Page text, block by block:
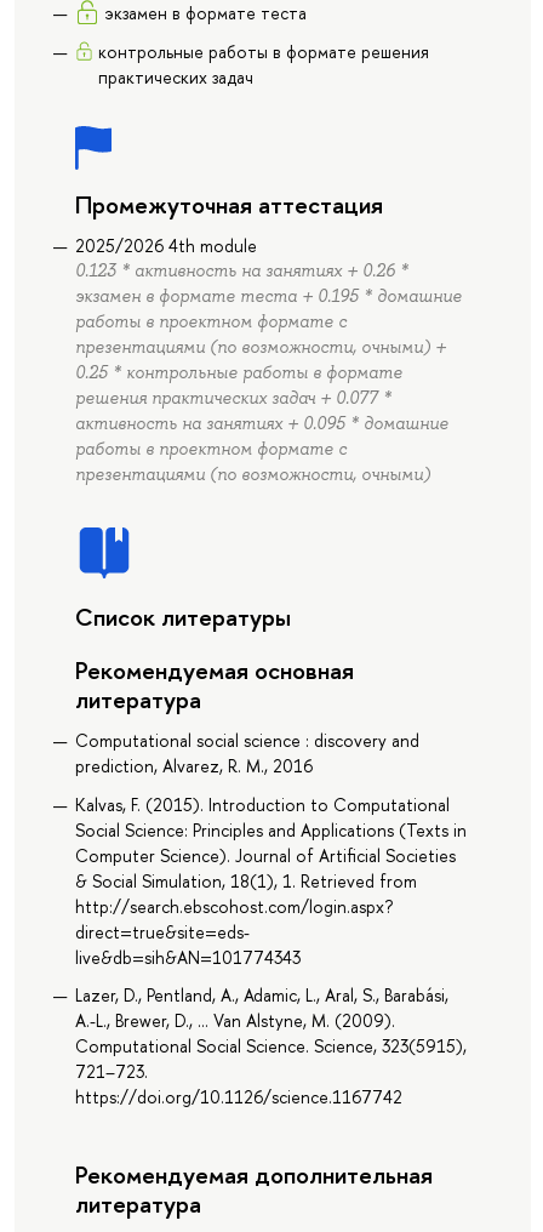
экзамен в формате теста
контрольные работы в формате решения
практических задач
Промежуточная аттестация
2025/2026 4th module
0.123 * активность на занятиях + 0.26 *
экзамен в формате теста + 0.195 * домашние
работы в проектном формате с
презентациями (по возможности, очными) +
0.25 * контрольные работы в формате
решения практических задач + 0.077 *
активность на занятиях + 0.095 * домашние
работы в проектном формате с
презентациями (по возможности, очными)
Список литературы
Рекомендуемая основная
литература
Computational social science : discovery and
prediction, Alvarez, R. M., 2016
Kalvas, F. (2015). Introduction to Computational
Social Science: Principles and Applications (Texts in
Computer Science). Journal of Artificial Societies
& Social Simulation, 18(1), 1. Retrieved from
http://search.ebscohost.com/login.aspx?
direct=true&site=eds-
live&db=sih&AN=101774343
Lazer, D., Pentland, A., Adamic, L., Aral, S., Barabási,
A.-L., Brewer, D., … Van Alstyne, M. (2009).
Computational Social Science. Science, 323(5915),
721–723.
https://doi.org/10.1126/science.1167742
Рекомендуемая дополнительная
литература